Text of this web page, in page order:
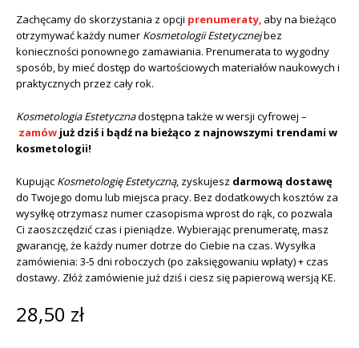
Zachęcamy do skorzystania z opcji prenumeraty, aby na bieżąco
otrzymywać każdy numer Kosmetologii Estetycznejbez
konieczności ponownego zamawiania. Prenumerata to wygodny
sposób, by mieć dostęp do wartościowych materiałów naukowych i
praktycznych przez cały rok.
Kosmetologia Estetycznadostępna także w wersji cyfrowej –
zamów już dziś i bądź na bieżąco z najnowszymi trendami w
kosmetologii!
Kupując Kosmetologię Estetyczną, zyskujesz darmową dostawę
do Twojego domu lub miejsca pracy. Bez dodatkowych kosztów za
wysyłkę otrzymasz numer czasopisma wprost do rąk, co pozwala
Ci zaoszczędzić czas i pieniądze. Wybierając prenumeratę, masz
gwarancję, że każdy numer dotrze do Ciebie na czas. Wysyłka
zamówienia: 3-5 dni roboczych (po zaksięgowaniu wpłaty) + czas
dostawy. Złóż zamówienie już dziś i ciesz się papierową wersją KE.
28,50 zł